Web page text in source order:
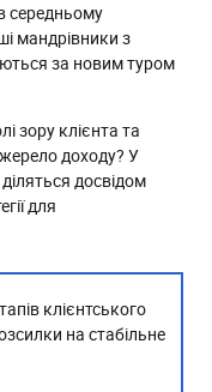
середньому
мандрівники з
за новим туром
зору клієнта та
доходу? У
діляться досвідом
для
клієнтського
на стабільне